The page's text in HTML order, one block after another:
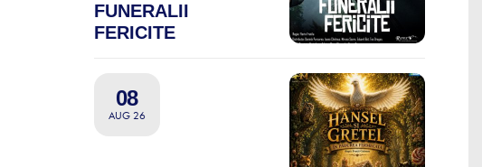
FUNERALII
FERICITE
08
AUG 26